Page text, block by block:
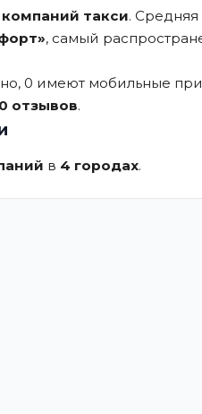
компаний такси. Средняя
, самый
0 имеют мобильные
0 отзывов.
в 4 городах.